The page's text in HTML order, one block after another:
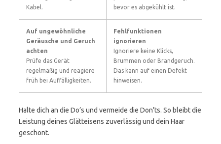
Kabel.
bevor es abgekühlt ist.
Auf ungewöhnliche
Geräusche und Geruch
achten
Prüfe das Gerät
regelmäßig und reagiere
früh bei Auffälligkeiten.
Fehlfunktionen
ignorieren
Ignoriere keine Klicks,
Brummen oder Brandgeruch.
Das kann auf einen Defekt
hinweisen.
Halte dich an die Do’s und vermeide die Don’ts. So bleibt die
Leistung deines Glätteisens zuverlässig und dein Haar
geschont.